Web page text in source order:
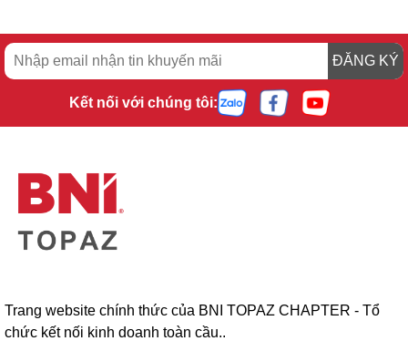
ĐĂNG KÝ
Kết nối với chúng tôi:
Trang website chính thức của BNI TOPAZ CHAPTER - Tổ
chức kết nối kinh doanh toàn cầu..